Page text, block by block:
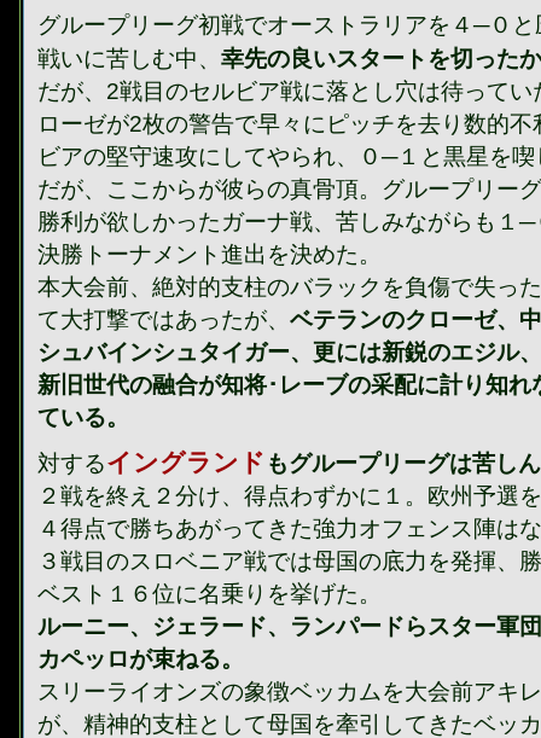
グループリーグ初戦でオーストラリアを４─０
戦いに苦しむ中、 幸先の良いスタートを切った
だが、2戦目のセルビア戦に落とし穴は待って
ローゼが2枚の警告で早々にピッチを去り数的
ビアの堅守速攻にしてやられ、０─１と黒星を
だが、ここからが彼らの真骨頂。グループリー
勝利が欲しかったガーナ戦、苦しみながらも１
決勝トーナメント進出を決めた。
本大会前、絶対的支柱のバラックを負傷で失っ
て大打撃ではあったが、 ベテランのクローゼ、
シュバインシュタイガー、更には新鋭のエジル
新旧世代の融合が知将･レーブの采配に計り知
ている。
対するイングランド もグループリーグは苦し
２戦を終え２分け、得点わずかに１。欧州予選
４得点で勝ちあがってきた強力オフェンス陣は
３戦目のスロベニア戦では母国の底力を発揮、
ベスト１６位に名乗りを挙げた。
ルーニー、ジェラード、ランパードらスター軍
カペッロが束ねる。
スリーライオンズの象徴ベッカムを大会前アキ
が、精神的支柱として母国を牽引してきたベッ